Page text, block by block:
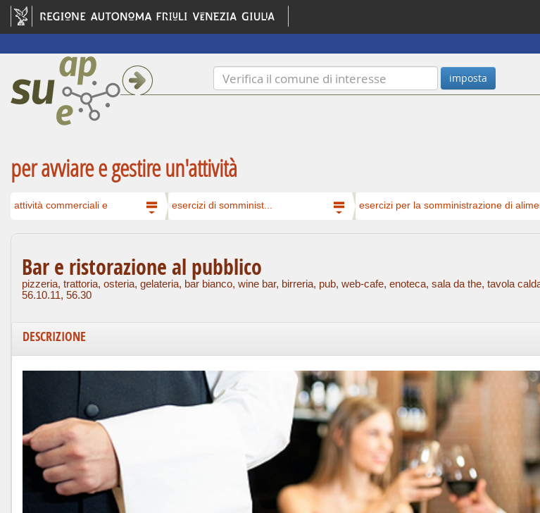
per avviare e gestire un'attività
attività commerciali e esercizi di somminist... esercizi per la somministrazione di
Bar e ristorazione al pubblico
pizzeria, trattoria, osteria, gelateria, bar bianco, wine bar, birreria, pub, web-cafe, enoteca, sala da the, tavola
56.10.11, 56.30
DESCRIZIONE